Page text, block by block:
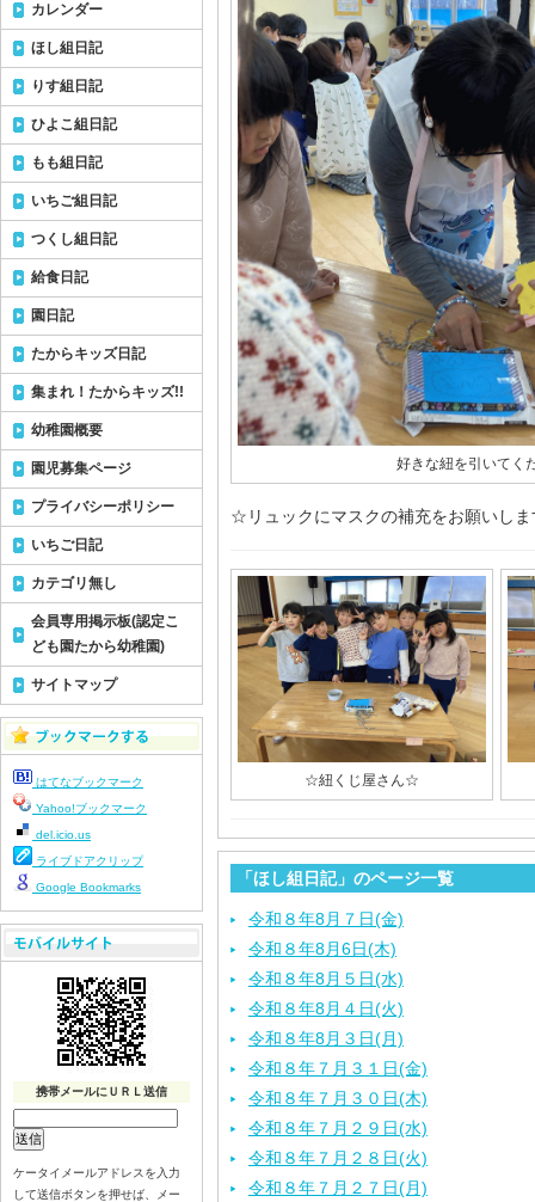
好きな紐を引いてく
☆リュックにマスクの補充をお願いしま
☆紐くじ屋さん☆
「ほし組日記」のページ一覧
令和８年8月７日(金)
令和８年8月6日(木)
令和８年8月５日(水)
令和８年8月４日(火)
令和８年8月３日(月)
令和８年７月３１日(金)
令和８年７月３０日(木)
令和８年７月２９日(水)
令和８年７月２８日(火)
令和８年７月２７日(月)
カレンダー
ほし組日記
りす組日記
ひよこ組日記
もも組日記
いちご組日記
つくし組日記
給食日記
園日記
たからキッズ日記
集まれ！たからキッズ!!
幼稚園概要
園児募集ページ
プライバシーポリシー
いちご日記
カテゴリ無し
会員専用掲示板(認定こ
ども園たから幼稚園)
サイトマップ
はてなブックマーク
Yahoo!ブックマーク
del.icio.us
ライブドアクリップ
Google Bookmarks
携帯メールにＵＲＬ送信
ケータイメールアドレスを入力
して送信ボタンを押せば、メー